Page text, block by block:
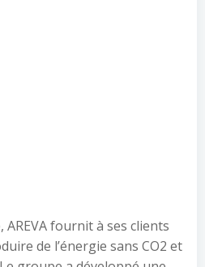
fournit à ses clients
de l’énergie sans CO2 et